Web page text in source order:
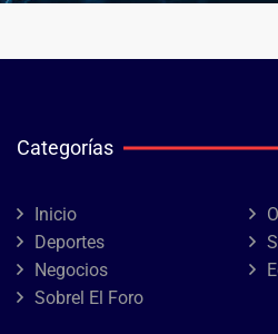
Categorías
Inicio
Deportes
Negocios
Sobrel El Foro